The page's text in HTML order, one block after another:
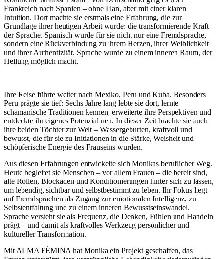
Frankreich nach Spanien – ohne Plan, aber mit einer klaren
Intuition. Dort machte sie erstmals eine Erfahrung, die zur
Grundlage ihrer heutigen Arbeit wurde: die transformierende Kraft
der Sprache. Spanisch wurde für sie nicht nur eine Fremdsprache,
sondern eine Rückverbindung zu ihrem Herzen, ihrer Weiblichkeit
und ihrer Authentizität. Sprache wurde zu einem inneren Raum, der
Heilung möglich macht.
Ihre Reise führte weiter nach Mexiko, Peru und Kuba. Besonders
Peru prägte sie tief: Sechs Jahre lang lebte sie dort, lernte
schamanische Traditionen kennen, erweiterte ihre Perspektiven und
entdeckte ihr eigenes Potenzial neu. In dieser Zeit brachte sie auch
ihre beiden Töchter zur Welt – Wassergeburten, kraftvoll und
bewusst, die für sie zu Initiationen in die Stärke, Weisheit und
schöpferische Energie des Frauseins wurden.
Aus diesen Erfahrungen entwickelte sich Monikas beruflicher Weg.
Heute begleitet sie Menschen – vor allem Frauen – die bereit sind,
alte Rollen, Blockaden und Konditionierungen hinter sich zu lassen,
um lebendig, sichtbar und selbstbestimmt zu leben. Ihr Fokus liegt
auf Fremdsprachen als Zugang zur emotionalen Intelligenz, zu
Selbstentfaltung und zu einem inneren Bewusstseinswandel.
Sprache versteht sie als Frequenz, die Denken, Fühlen und Handeln
prägt – und damit als kraftvolles Werkzeug persönlicher und
kultureller Transformation.
Mit ALMA FÉMINA hat Monika ein Projekt geschaffen, das